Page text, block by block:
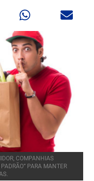
COMPANHIAS
PARA MANTER